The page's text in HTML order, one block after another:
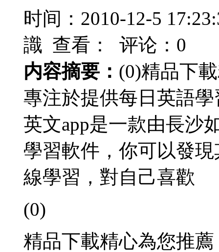
时间：2010-12-5
識 查看：
评论：0
内容摘要： (0)精品下
專注於提供每日英語
英文app是一款由長沙
學習軟件，你可以發
線學習，對自己喜歡
(0)
精品下載精心為您推薦